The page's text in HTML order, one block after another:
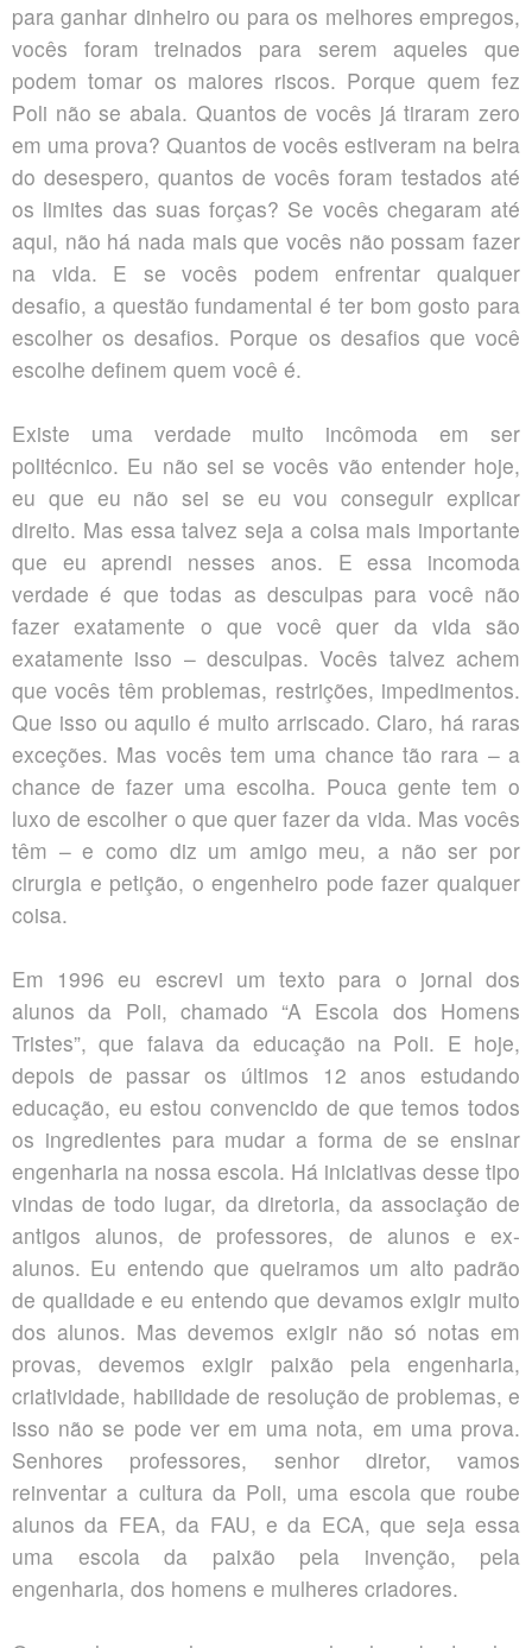
para ganhar dinheiro ou para os melhores empregos,
vocês foram treinados para serem aqueles que
podem tomar os maiores riscos. Porque quem fez
Poli não se abala. Quantos de vocês já tiraram zero
em uma prova? Quantos de vocês estiveram na beira
do desespero, quantos de vocês foram testados até
os limites das suas forças? Se vocês chegaram até
aqui, não há nada mais que vocês não possam fazer
na vida. E se vocês podem enfrentar qualquer
desafio, a questão fundamental é ter bom gosto para
escolher os desafios. Porque os desafios que você
escolhe definem quem você é.
Existe uma verdade muito incômoda em ser
politécnico. Eu não sei se vocês vão entender hoje,
eu que eu não sei se eu vou conseguir explicar
direito. Mas essa talvez seja a coisa mais importante
que eu aprendi nesses anos. E essa incomoda
verdade é que todas as desculpas para você não
fazer exatamente o que você quer da vida são
exatamente isso – desculpas. Vocês talvez achem
que vocês têm problemas, restrições, impedimentos.
Que isso ou aquilo é muito arriscado. Claro, há raras
exceções. Mas vocês tem uma chance tão rara – a
chance de fazer uma escolha. Pouca gente tem o
luxo de escolher o que quer fazer da vida. Mas vocês
têm – e como diz um amigo meu, a não ser por
cirurgia e petição, o engenheiro pode fazer qualquer
coisa.
Em 1996 eu escrevi um texto para o jornal dos
alunos da Poli, chamado “A Escola dos Homens
Tristes”, que falava da educação na Poli. E hoje,
depois de passar os últimos 12 anos estudando
educação, eu estou convencido de que temos todos
os ingredientes para mudar a forma de se ensinar
engenharia na nossa escola. Há iniciativas desse tipo
vindas de todo lugar, da diretoria, da associação de
antigos alunos, de professores, de alunos e ex-
alunos. Eu entendo que queiramos um alto padrão
de qualidade e eu entendo que devamos exigir muito
dos alunos. Mas devemos exigir não só notas em
provas, devemos exigir paixão pela engenharia,
criatividade, habilidade de resolução de problemas, e
isso não se pode ver em uma nota, em uma prova.
Senhores professores, senhor diretor, vamos
reinventar a cultura da Poli, uma escola que roube
alunos da FEA, da FAU, e da ECA, que seja essa
uma escola da paixão pela invenção, pela
engenharia, dos homens e mulheres criadores.